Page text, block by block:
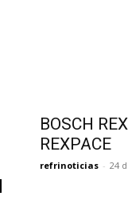
BOSCH
REXPACE
refrinoticias - 24